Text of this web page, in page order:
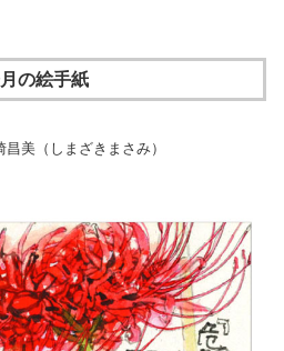
の絵手紙
美（しまざきまさみ）